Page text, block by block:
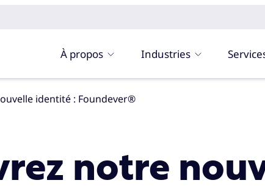
À propos Industries
identité : Foundever®
notre